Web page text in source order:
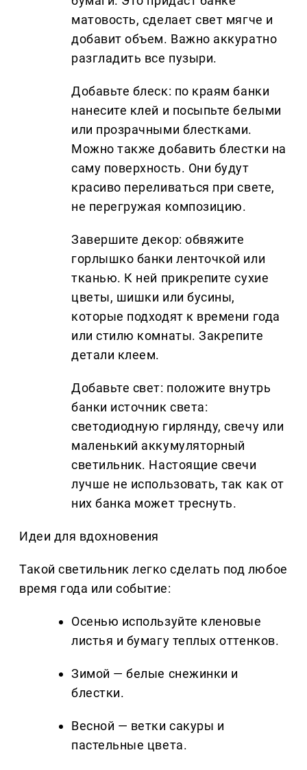
матовость, сделает свет мягче и
добавит объем. Важно аккуратно
разгладить все пузыри.
Добавьте блеск: по краям банки
нанесите клей и посыпьте белыми
или прозрачными блестками.
Можно также добавить блестки на
саму поверхность. Они будут
красиво переливаться при свете,
не перегружая композицию.
Завершите декор: обвяжите
горлышко банки ленточкой или
тканью. К ней прикрепите сухие
цветы, шишки или бусины,
которые подходят к времени года
или стилю комнаты. Закрепите
детали клеем.
Добавьте свет: положите внутрь
банки источник света:
светодиодную гирлянду, свечу или
маленький аккумуляторный
светильник. Настоящие свечи
лучше не использовать, так как от
них банка может треснуть.
Идеи для вдохновения
Такой светильник легко сделать под любое
время года или событие:
Осенью используйте кленовые
листья и бумагу теплых оттенков.
Зимой — белые снежинки и
блестки.
Весной — ветки сакуры и
пастельные цвета.